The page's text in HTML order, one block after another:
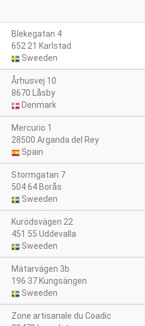
Blekegatan 4
652 21 Karlstad
Sweeden
Århusvej 10
8670 Låsby
Denmark
Mercurio 1
28500 Arganda del Rey
Spain
Stormgatan 7
504 64 Borås
Sweeden
Kurödsvägen 22
451 55 Uddevalla
Sweeden
Mätarvägen 3b
196 37 Kungsängen
Sweeden
Zone artisanale du Coadic